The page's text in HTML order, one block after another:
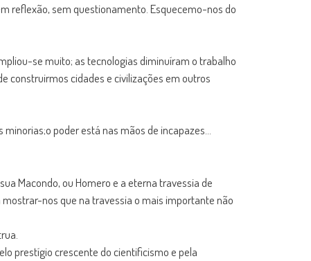
reflexão, sem questionamento. Esquecemo-nos do
se muito; as tecnologias diminuíram o trabalho
construirmos cidades e civilizações em outros
poder está nas mãos de incapazes…
Macondo, ou Homero e a eterna travessia de
nos que na travessia o mais importante não
prestígio crescente do cientificismo e pela